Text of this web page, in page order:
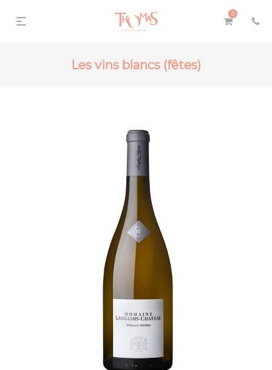
0
Les vins blancs (fêtes)